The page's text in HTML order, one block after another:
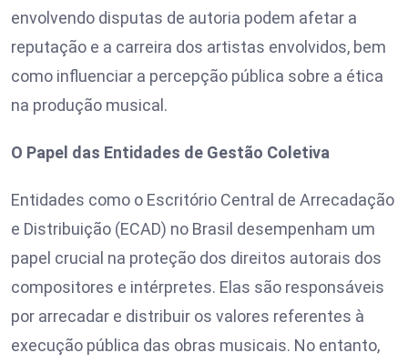
envolvendo disputas de autoria podem afetar a
reputação e a carreira dos artistas envolvidos, bem
como influenciar a percepção pública sobre a ética
na produção musical.
O Papel das Entidades de Gestão Coletiva
Entidades como o Escritório Central de Arrecadação
e Distribuição (ECAD) no Brasil desempenham um
papel crucial na proteção dos direitos autorais dos
compositores e intérpretes. Elas são responsáveis
por arrecadar e distribuir os valores referentes à
execução pública das obras musicais. No entanto,